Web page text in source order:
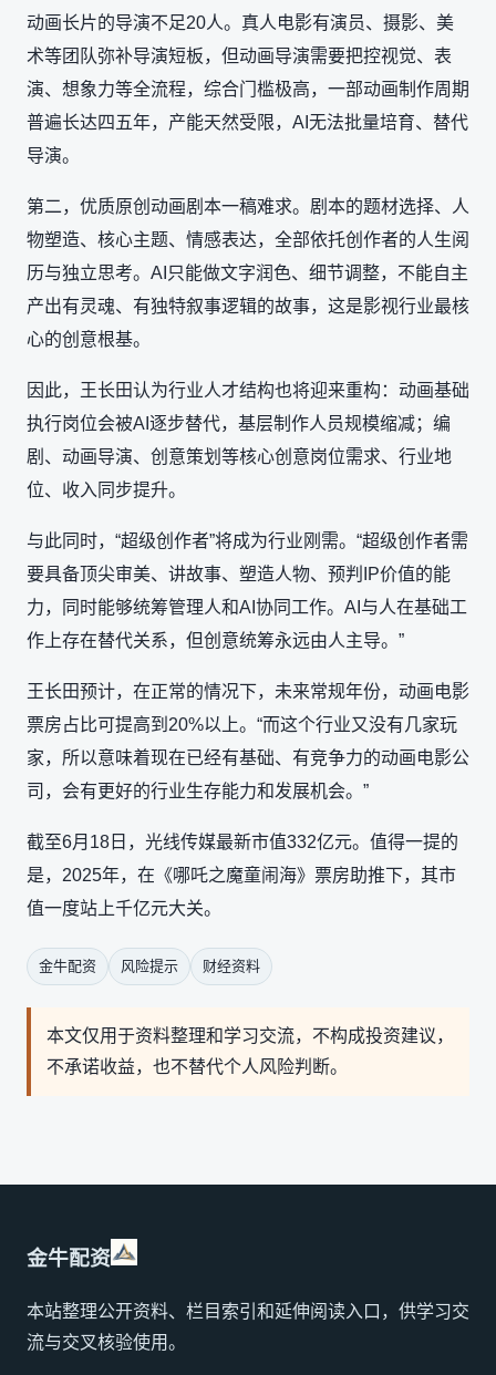
动画长片的导演不足20人。真人电影有演员、摄影、美
术等团队弥补导演短板，但动画导演需要把控视觉、表
演、想象力等全流程，综合门槛极高，一部动画制作周期
普遍长达四五年，产能天然受限，AI无法批量培育、替代
导演。
第二，优质原创动画剧本一稿难求。剧本的题材选择、人
物塑造、核心主题、情感表达，全部依托创作者的人生阅
历与独立思考。AI只能做文字润色、细节调整，不能自主
产出有灵魂、有独特叙事逻辑的故事，这是影视行业最核
心的创意根基。
因此，王长田认为行业人才结构也将迎来重构：动画基础
执行岗位会被AI逐步替代，基层制作人员规模缩减；编
剧、动画导演、创意策划等核心创意岗位需求、行业地
位、收入同步提升。
与此同时，“超级创作者”将成为行业刚需。“超级创作者需
要具备顶尖审美、讲故事、塑造人物、预判IP价值的能
力，同时能够统筹管理人和AI协同工作。AI与人在基础工
作上存在替代关系，但创意统筹永远由人主导。”
王长田预计，在正常的情况下，未来常规年份，动画电影
票房占比可提高到20%以上。“而这个行业又没有几家玩
家，所以意味着现在已经有基础、有竞争力的动画电影公
司，会有更好的行业生存能力和发展机会。”
截至6月18日，光线传媒最新市值332亿元。值得一提的
是，2025年，在《哪吒之魔童闹海》票房助推下，其市
值一度站上千亿元大关。
金牛配资 风险提示 财经资料
本文仅用于资料整理和学习交流，不构成投资建议，
不承诺收益，也不替代个人风险判断。
金牛配资
本站整理公开资料、栏目索引和延伸阅读入口，供学习交
流与交叉核验使用。